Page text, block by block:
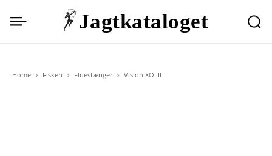
Jagtkataloget
Home Fiskeri Fluestænger Vision XO III